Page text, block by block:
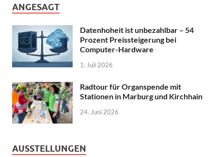
ANGESAGT
Datenhoheit ist unbezahlbar – 54
Prozent Preissteigerung bei
Computer-Hardware
1. Juli 2026
Radtour für Organspende mit
Stationen in Marburg und Kirchhain
24. Juni 2026
AUSSTELLUNGEN